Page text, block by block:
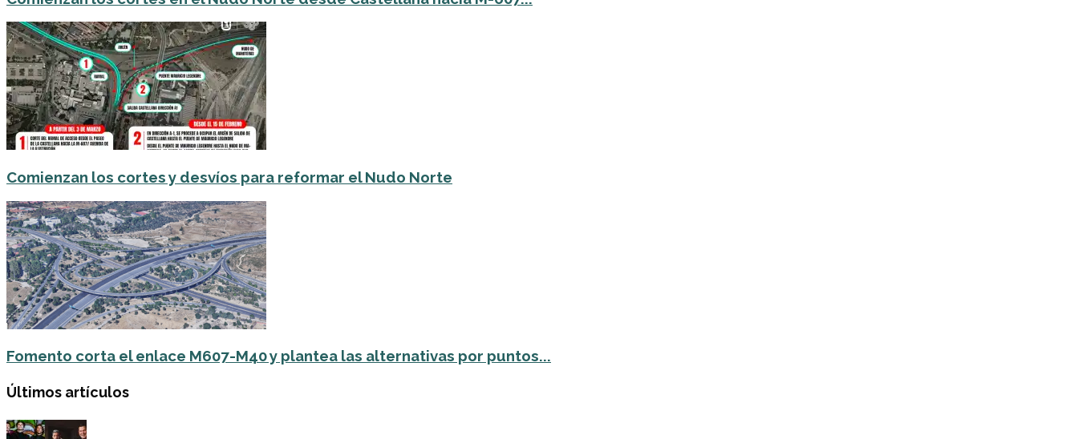
Comienzan los cortes y desvíos para reformar el Nudo Norte
Fomento corta el enlace M607-M40 y plantea las alternativas por puntos...
Últimos artículos